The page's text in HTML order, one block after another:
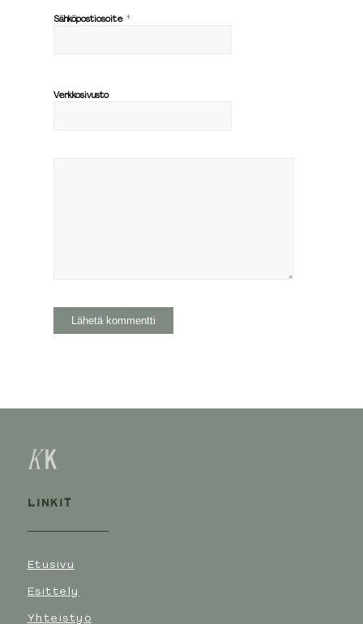
Sähköpostiosoite *
Verkkosivusto
LINKIT
Etusivu
Esittely
Yhteistyö